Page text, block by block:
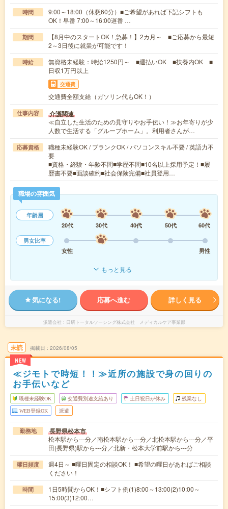
時間
9:00～18:00（休憩60分）■ご希望があれば下記シフトも
OK！早番 7:00～16:00遅番 …
期間
【8月中のスタートOK！急募！】2カ月～ ■ご応募から最短
2～3日後に就業が可能です！
時給
無資格未経験：時給1250円～ ■週払いOK ■扶養内OK ■
日収1万円以上
交通費
交通費全額支給（ガソリン代もOK！）
仕事内容 介護関連
≪自立した生活のための見守りやお手伝い！≫お年寄りが少
人数で生活する「グループホーム」。利用者さんが…
応募資格
職種未経験OK / ブランクOK / パソコンスキル不要 / 英語力不
要
■資格・経験・年齢不問■学歴不問■10名以上採用予定！■履
歴書不要■面談確約■社会保険完備■社員登用…
職場の雰囲気
年齢層
20代
30代 40代 50代
60代
男女比率
女性
男性
もっと見る
気になる! 応募へ進む 詳しく見る
派遣会社 日研トータルソーシング株式会社 メディカルケア事業部
未読
NEW
掲載日 2026/08/05
≪ジモトで時短！！≫近所の施設で身の回りの
お手伝いなど
職種未経験OK 交通費別途支給あり 土日祝日が休み 残業なし
WEB登録OK 派遣
勤務地 長野県松本市
松本駅から---分／南松本駅から---分／北松本駅から---分／平
田(長野県)駅から---分／北新・松本大学前駅から---分
曜日頻度
週4日～ ■曜日固定の相談OK！ ■希望の曜日があればご相談
ください！
時間
1日5時間からOK！■シフト例(1)8:00～13:00(2)10:00～
15:00(3)12:00…